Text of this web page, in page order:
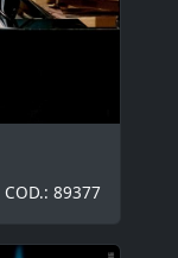
COD.: 89377